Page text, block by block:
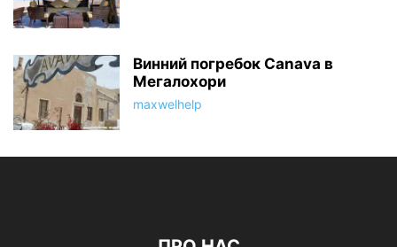
Винний погребок Canava в
Мегалохори
maxwelhelp